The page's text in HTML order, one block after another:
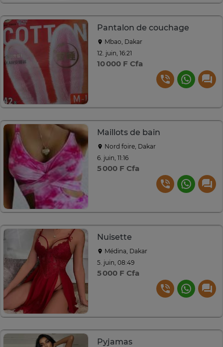
Pantalon de couchage
Mbao, Dakar
12. juin, 16:21
10 000 F Cfa
Maillots de bain
Nord foire, Dakar
6. juin, 11:16
5 000 F Cfa
Nuisette
Médina, Dakar
5. juin, 08:49
5 000 F Cfa
Pyjamas